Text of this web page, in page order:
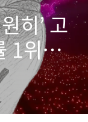
히’ 고
1위·유
어 티켓
·광주)